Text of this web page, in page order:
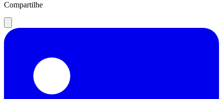
Compartilhe